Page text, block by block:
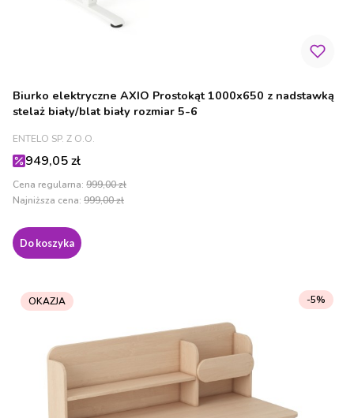
Biurko elektryczne AXIO Prostokąt 1000x650 z nadstawką
stelaż biały/blat biały rozmiar 5-6
PRODUCENT
ENTELO SP. Z O.O.
Cena promocyjna
949,05 zł
Cena regularna: 999,00 zł
Najniższa cena: 999,00 zł
Do koszyka
OKAZJA -5%